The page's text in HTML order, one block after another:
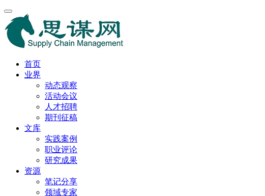
首页
业界
动态观察
活动会议
人才招聘
期刊征稿
文库
实践案例
职业评论
研究成果
资源
笔记分享
领域专家